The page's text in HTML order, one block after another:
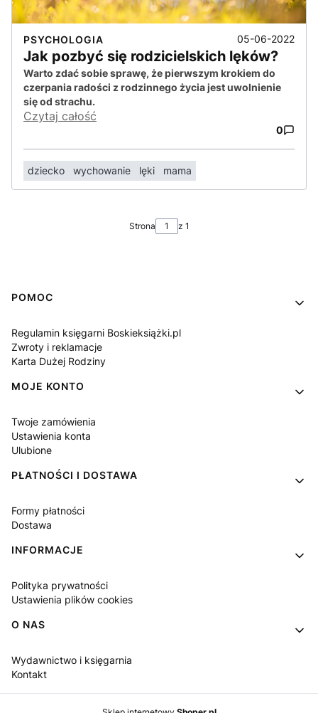
PSYCHOLOGIA 05-06-2022
Jak pozbyć się rodzicielskich lęków?
Warto zdać sobie sprawę, że pierwszym krokiem do
czerpania radości z rodzinnego życia jest uwolnienie
się od strachu.
Czytaj całość
0
dziecko wychowanie lęki mama
Strona z 1
Linki w stopce
POMOC
Regulamin księgarni Boskieksiążki.pl
Zwroty i reklamacje
Karta Dużej Rodziny
MOJE KONTO
Twoje zamówienia
Ustawienia konta
Ulubione
PŁATNOŚCI I DOSTAWA
Formy płatności
Dostawa
INFORMACJE
Polityka prywatności
Ustawienia plików cookies
O NAS
Wydawnictwo i księgarnia
Kontakt